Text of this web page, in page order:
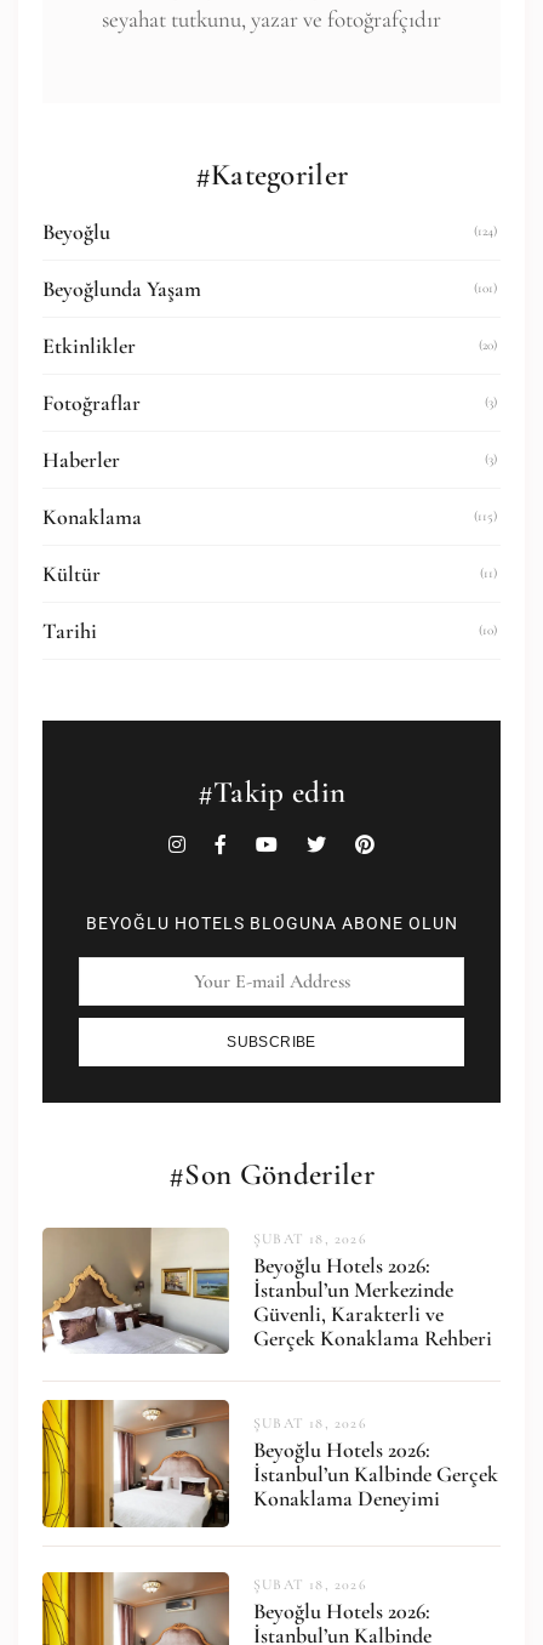
seyahat tutkunu, yazar ve fotoğrafçıdır
#Kategoriler
Beyoğlu (124)
Beyoğlunda Yaşam (101)
Etkinlikler (20)
Fotoğraflar (3)
Haberler (3)
Konaklama (115)
Kültür (11)
Tarihi (10)
#Takip edin
BEYOĞLU HOTELS BLOGUNA ABONE OLUN
SUBSCRIBE
#Son Gönderiler
ŞUBAT 18, 2026
Beyoğlu Hotels 2026:
İstanbul’un Merkezinde
Güvenli, Karakterli ve
Gerçek Konaklama Rehberi
ŞUBAT 18, 2026
Beyoğlu Hotels 2026:
İstanbul’un Kalbinde Gerçek
Konaklama Deneyimi
ŞUBAT 18, 2026
Beyoğlu Hotels 2026:
İstanbul’un Kalbinde